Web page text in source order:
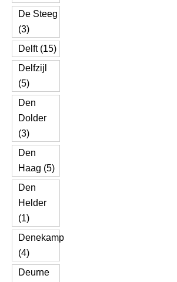
De Steeg
(3)
Delft (15)
Delfzijl
(5)
Den
Dolder
(3)
Den
Haag (5)
Den
Helder
(1)
Denekamp
(4)
Deurne